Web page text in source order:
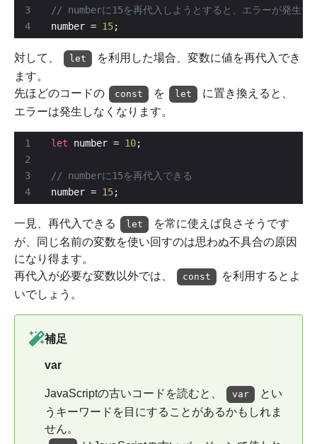
3
4
number = 15;
対して、 let
を利用した場合、変数に値を再代入でき
ます。
先ほどのコードの
const を let
に置き換えると、
エラーは発生しなくなります。
3
4
let number = 10
number = 15;
一見、再代入できる let
を常に使えば良さそうです
が、同じ名前の変数を使い回すのは思わぬ不具合の原因
になり得ます。
再代入が必要な変数以外では、
const
を利用するとよ
いでしょう。
補足
var
JavaScriptの古いコードを読むと、 var
とい
うキーワードを目にすることがあるかもしれま
せん。